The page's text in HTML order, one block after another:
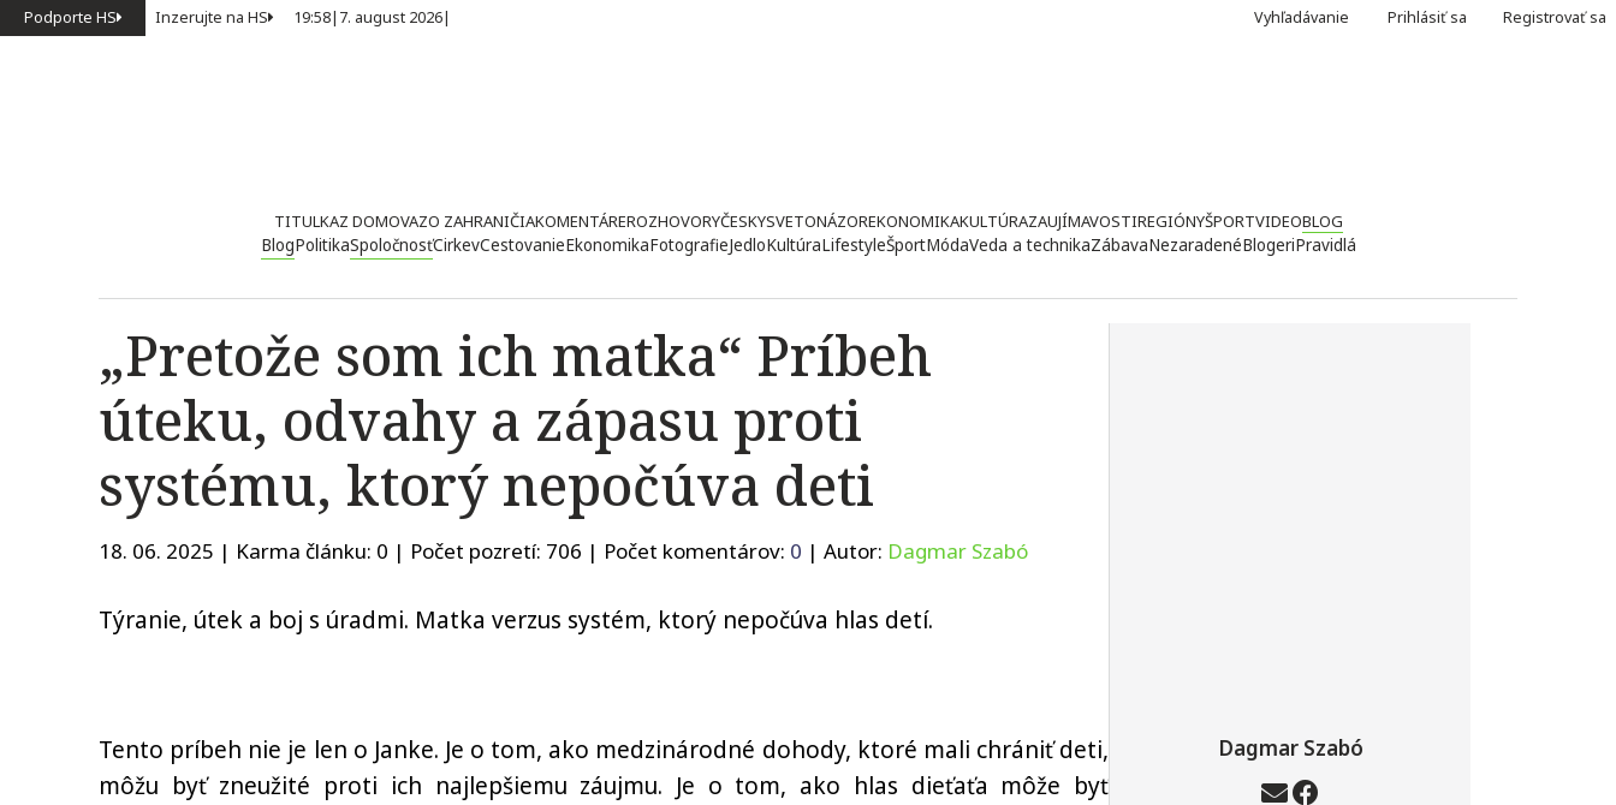
Podporte HS Inzerujte na HS 19:58| 7. august 2026| Vyhľadávanie Prihlásiť sa Registrovať sa
TITULKAZ DOMOVAZO ZAHRANIČIAKOMENTÁREROZHOVORYČESKYSVETONÁZOREKONOMIKAKULTÚRAZAUJÍMAVOSTIREGIÓNYŠPORTVIDEOBLOG
BlogPolitikaSpoločnosťCirkevCestovanieEkonomikaFotografieJedloKultúraLifestyleŠportMódaVeda a technikaZábavaNezaradenéBlogeriPravidlá
„Pretože som ich matka“ Príbeh
úteku, odvahy a zápasu proti
systému, ktorý nepočúva deti
18. 06. 2025 | Karma článku: 0 | Počet pozretí: 706 | Počet komentárov: 0 | Autor: Dagmar Szabó
Týranie, útek a boj s úradmi. Matka verzus systém, ktorý nepočúva hlas detí.
Tento príbeh nie je len o Janke. Je o tom, ako medzinárodné dohody, ktoré mali chrániť deti,
môžu byť zneužité proti ich najlepšiemu záujmu. Je o tom, ako hlas dieťaťa môže byť
Dagmar Szabó